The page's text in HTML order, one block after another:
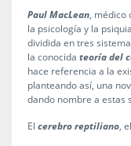
Paul MacLean, médico
la psicología y la
dividida en tres
la conocida teoría del
hace referencia a la
planteando así, una
dando nombre a estas
El cerebro reptiliano, el